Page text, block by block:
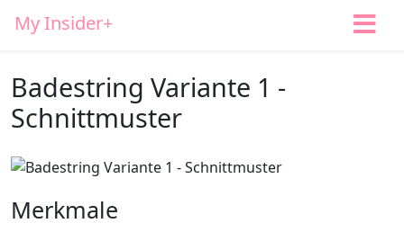
My Insider+
Badestring Variante 1 -
Schnittmuster
Merkmale